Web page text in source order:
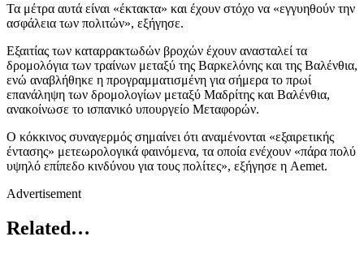
Τα μέτρα αυτά είναι «έκτακτα» και έχουν στόχο να «εγγυηθούν την
ασφάλεια των πολιτών», εξήγησε.
Εξαιτίας των καταρρακτωδών βροχών έχουν ανασταλεί τα
δρομολόγια των τραίνων μεταξύ της Βαρκελόνης και της Βαλένθια,
ενώ αναβλήθηκε η προγραμματισμένη για σήμερα το πρωί
επανάληψη των δρομολογίων μεταξύ Μαδρίτης και Βαλένθια,
ανακοίνωσε το ισπανικό υπουργείο Μεταφορών.
Ο κόκκινος συναγερμός σημαίνει ότι αναμένονται «εξαιρετικής
έντασης» μετεωρολογικά φαινόμενα, τα οποία ενέχουν «πάρα πολύ
υψηλό επίπεδο κινδύνου για τους πολίτες», εξήγησε η Aemet.
Advertisement
Related…